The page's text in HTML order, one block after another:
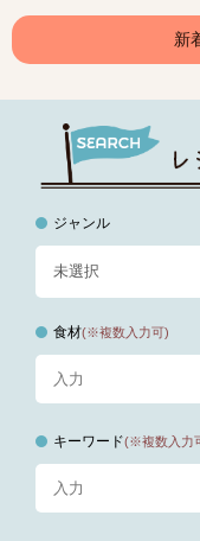
新
ジャンル
食材(※複数入力可)
キーワード(※複数入力